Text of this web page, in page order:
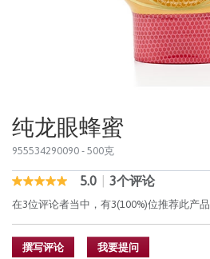
纯龙眼蜂蜜
955534290090 - 500克
3.8 out of 5 Customer Rating
5.0
out
of
5
stars,
average
5.0 3个评论
在3位评论者当中，有3(100%)位推荐此产品
撰写评论 我要提问